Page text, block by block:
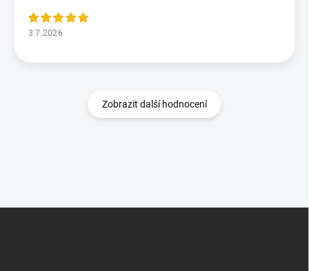
3.7.2026
Zobrazit další hodnocení